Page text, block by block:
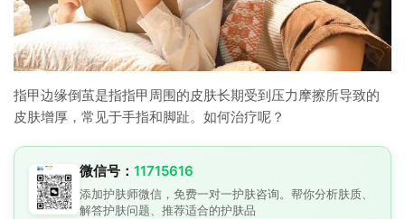
指甲边缘倒茧是指指甲周围的皮肤长期受到压力摩擦所导致的
皮肤增厚，常见于手指和脚趾。如何治疗呢？
微信号： 11715616
添加护肤师微信，免费一对一护肤咨询。帮你分析肤质、
解答护肤问题、推荐适合的护肤品